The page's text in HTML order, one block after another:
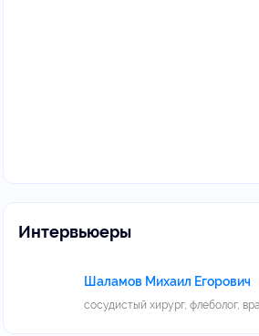
Интервьюеры
Шаламов Михаил Егорович
сосудистый хирург, флеболог,